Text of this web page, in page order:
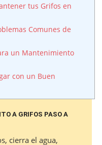
tus Grifos en
Comunes de
un Mantenimiento
con un Buen
A GRIFOS PASO A
cierra el agua,